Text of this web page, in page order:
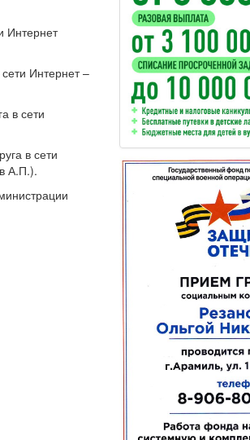
Интернет
Интернет –
в сети
в сети
А.П.).